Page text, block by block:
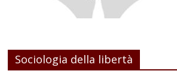
Sociologia della libertà